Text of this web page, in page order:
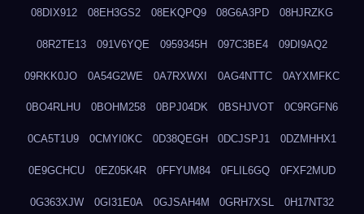
08DIX912 08EH3GS2 08EKQPQ9 08G6A3PD 08HJRZKG
08R2TE13 091V6YQE 0959345H 097C3BE4 09DI9AQ2
09RKK0JO 0A54G2WE 0A7RXWXI 0AG4NTTC 0AYXMFKC
0BO4RLHU 0BOHM258 0BPJ04DK 0BSHJVOT 0C9RGFN6
0CA5T1U9 0CMYI0KC 0D38QEGH 0DCJSPJ1 0DZMHHX1
0E9GCHCU 0EZ05K4R 0FFYUM84 0FLIL6GQ 0FXF2MUD
0G363XJW 0GI31E0A 0GJSAH4M 0GRH7XSL 0H17NT32